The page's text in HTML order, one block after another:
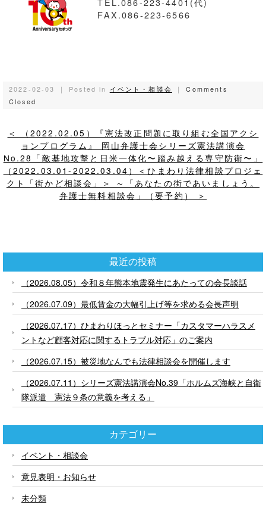
FAX.086-223-6566
2022-02-03 ｜ Posted in イベント・相談会 ｜Comments
Closed
＜ （2022.02.05）『憲法改正問題に取り組む全国アクシ
ョンプログラム』 岡山弁護士会シリーズ憲法講演会
No.28「敵基地攻撃と日米一体化〜踏み越える専守防衛〜」
（2022.03.01-2022.03.04）＜ひまわり法律相談プロジェ
クト「街かど相談会」＞ ～「あなたの街であいましょう。
弁護士無料相談会」（要予約） ＞
最近の投稿
（2026.08.05）令和８年熊本地震発生にあたっての会長談話
（2026.07.09）最低賃金の大幅引上げ等を求める会長声明
（2026.07.17）ひまわりほっとセミナー「カスタマーハラスメ
ントなど顧客対応に関するトラブル対応」のご案内
（2026.07.15）被災地なんでも法律相談会を開催します
（2026.07.11）シリーズ憲法講演会No.39「ホルムズ海峡と自衛
隊派遣 憲法９条の意義を考える」
カテゴリー
イベント・相談会
意見表明・お知らせ
未分類